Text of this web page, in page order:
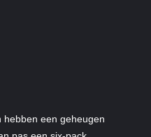
hebben een geheugen